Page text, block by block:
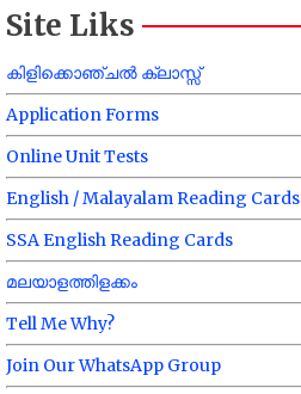
Site Liks
കിളിക്കൊഞ്ചൽ ക്ലാസ്സ്
Application Forms
Online Unit Tests
English / Malayalam Reading Cards
SSA English Reading Cards
മലയാളത്തിളക്കം
Tell Me Why?
Join Our WhatsApp Group